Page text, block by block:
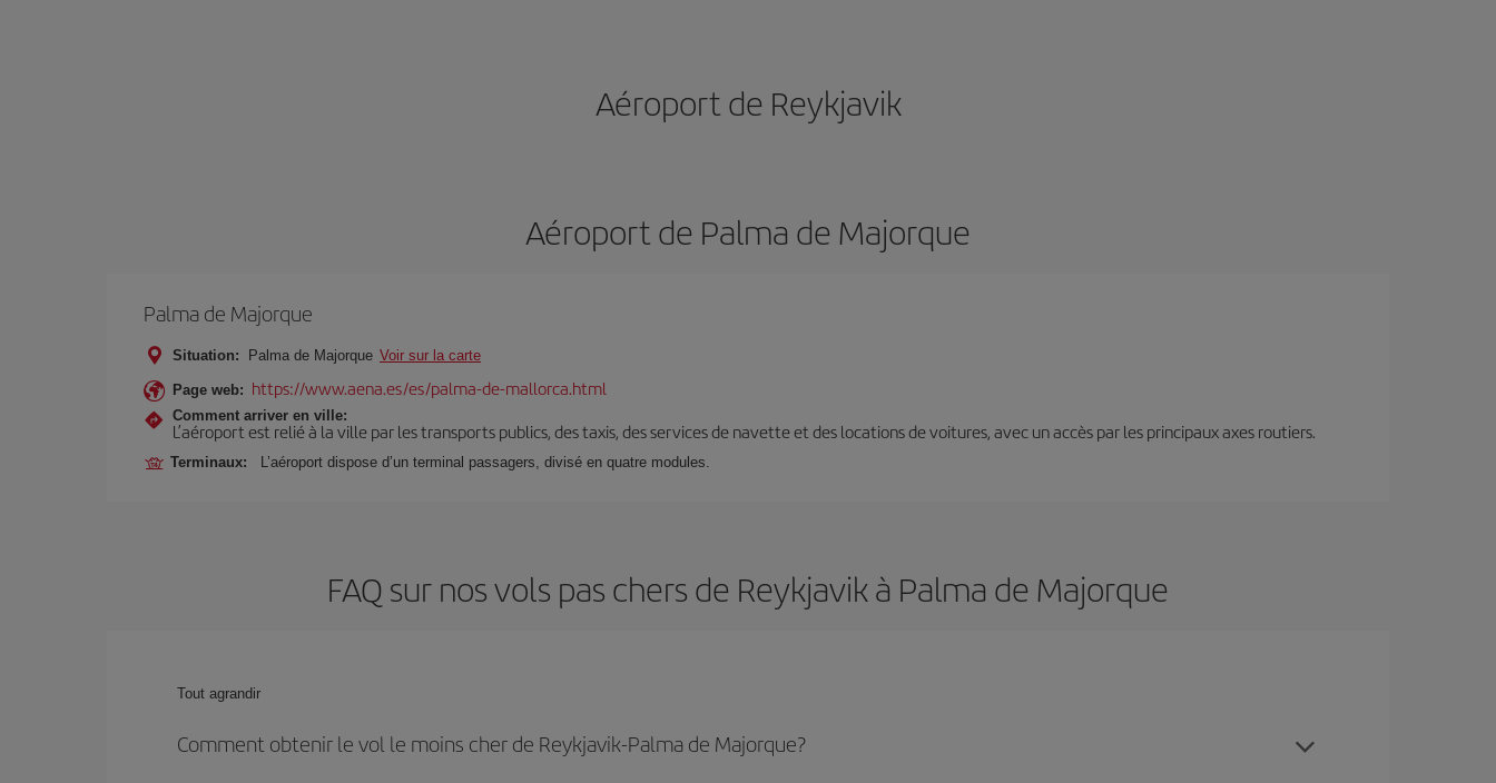
Aéroport de Reykjavik
Aéroport de Palma de Majorque
Palma de Majorque
Situation: Palma de Majorque Voir sur la carte
Page web: https://www.aena.es/es/palma-de-mallorca.html
Comment arriver en ville:
L’aéroport est relié à la ville par les transports publics, des taxis, des services de navette et des locations de voitures, avec un accès par les principaux axes routiers.
Terminaux: L’aéroport dispose d’un terminal passagers, divisé en quatre modules.
FAQ sur nos vols pas chers de Reykjavik à Palma de Majorque
Tout agrandir
Comment obtenir le vol le moins cher de Reykjavik-Palma de Majorque?